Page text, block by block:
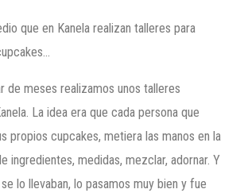
que en Kanela realizan talleres para
de meses realizamos unos talleres
La idea era que cada persona que
propios cupcakes, metiera las manos en la
ingredientes, medidas, mezclar, adornar. Y
lo llevaban, lo pasamos muy bien y fue